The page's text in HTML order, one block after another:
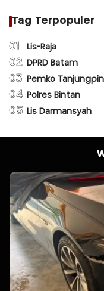
Tag Terpopuler
01 Lis-Raja
02 DPRD Batam
03 Pemko
04 Polres Bintan
05 Lis Darmansyah